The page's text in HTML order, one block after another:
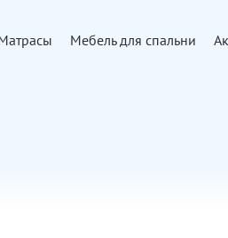
Мебель для спальни